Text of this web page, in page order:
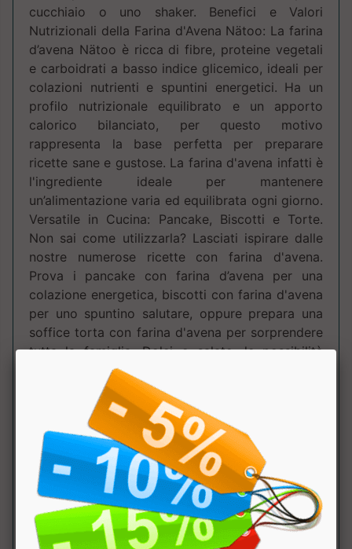
cucchiaio o uno shaker. Benefici e Valori
Nutrizionali della Farina d'Avena Nätoo: La farina
d’avena Nätoo è ricca di fibre, proteine vegetali
e carboidrati a basso indice glicemico, ideali per
colazioni nutrienti e spuntini energetici. Ha un
profilo nutrizionale equilibrato e un apporto
calorico bilanciato, per questo motivo
rappresenta la base perfetta per preparare
ricette sane e gustose. La farina d'avena infatti è
l'ingrediente ideale per mantenere
un’alimentazione varia ed equilibrata ogni giorno.
Versatile in Cucina: Pancake, Biscotti e Torte.
Non sai come utilizzarla? Lasciati ispirare dalle
nostre numerose ricette con farina d'avena.
Prova i pancake con farina d’avena per una
colazione energetica, biscotti con farina d'avena
per uno spuntino salutare, oppure prepara una
soffice torta con farina d'avena per sorprendere
tutta la famiglia. Dolci o salate, le possibilità
sono infinite grazie alla versatilità di questo
straordinario ingrediente. Ricette e Ispirazioni
per Dolci con Farina d'Avena: Dai muffin ai
pancake, dalle torte ai biscotti: ogni giorno può
diventare l’occasione perfetta per sperimentare
nuovi sapori senza rinunciare al benessere.
Scegli Nätoo Instant Oats: qualità gourmet e
praticità a portata di mano per soddisfare ogni
tua esigenza! Caratteristiche principali: Basso
indice glicemico. Meno di 3g di zucchero. Alto